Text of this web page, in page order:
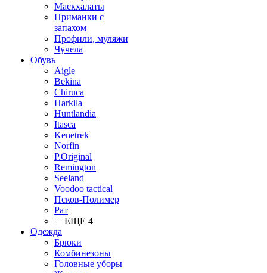
Маскхалаты
Приманки с
запахом
Профили, муляжи
Чучела
Обувь
Aigle
Bekina
Chiruсa
Harkila
Huntlandia
Itasca
Kenetrek
Norfin
P.Original
Remington
Seeland
Voodoo tactical
Псков-Полимер
Рат
+ ЕЩЕ 4
Одежда
Брюки
Комбинезоны
Головные уборы